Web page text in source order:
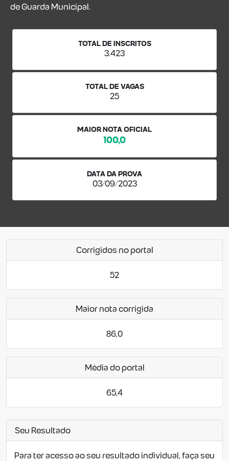
de Guarda Municipal.
TOTAL DE INSCRITOS
3.423
TOTAL DE VAGAS
25
MAIOR NOTA OFICIAL
100,0
DATA DA PROVA
03/09/2023
Corrigidos no portal
52
Maior nota corrigida
86,0
Média do portal
65,4
Seu Resultado
Para ter acesso ao seu resultado individual, faça seu